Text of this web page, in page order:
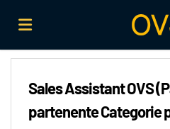
Offerte
Sales Assistant OVS
partenente Categorie